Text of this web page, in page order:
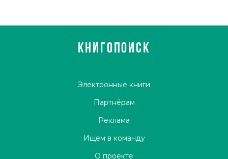
КНИГОПОИСК
Электронные книги
Партнёрам
Реклама
Ищем в команду
О проекте